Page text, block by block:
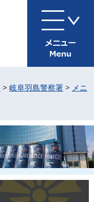
> 岐阜羽島警察署 > メニ